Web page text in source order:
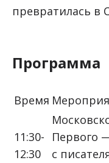
превратилась в
Программа
Время
11:30-
12:30
Первого
с